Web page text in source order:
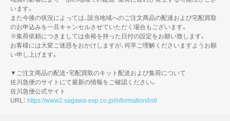
います。
また今後の状況によっては、該当地域へのご注文商品の配達および宅配買取
のお申込みを一旦キャンセルさせていただく場合もございます。
※集荷依頼につきましては余裕を持った日付の設定をお願い致します。
お客様には大変ご迷惑をおかけしますが、何卒ご理解くださいますようお願
い申し上げます。
▼ご注文商品の配送・宅配買取のキット配送および集荷について
佐川急便のサイトにて最新の情報をご確認ください。
佐川急便公式サイト
URL： https://www2.sagawa-exp.co.jp/information/list/